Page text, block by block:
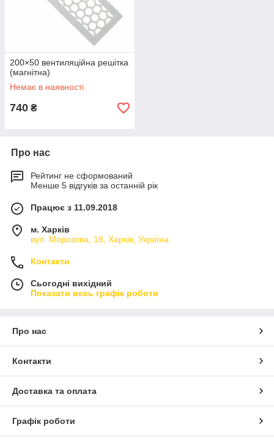
200×50 вентиляційна решітка
(магнітна)
Немає в наявності
740 ₴
Про нас
Рейтинг не сформований
Менше 5 відгуків за останній рік
Працює з 11.09.2018
м. Харків
вул. Морозова, 18, Харків, Україна
Контакти
Сьогодні вихідний
Показати весь графік роботи
Про нас
Контакти
Доставка та оплата
Графік роботи